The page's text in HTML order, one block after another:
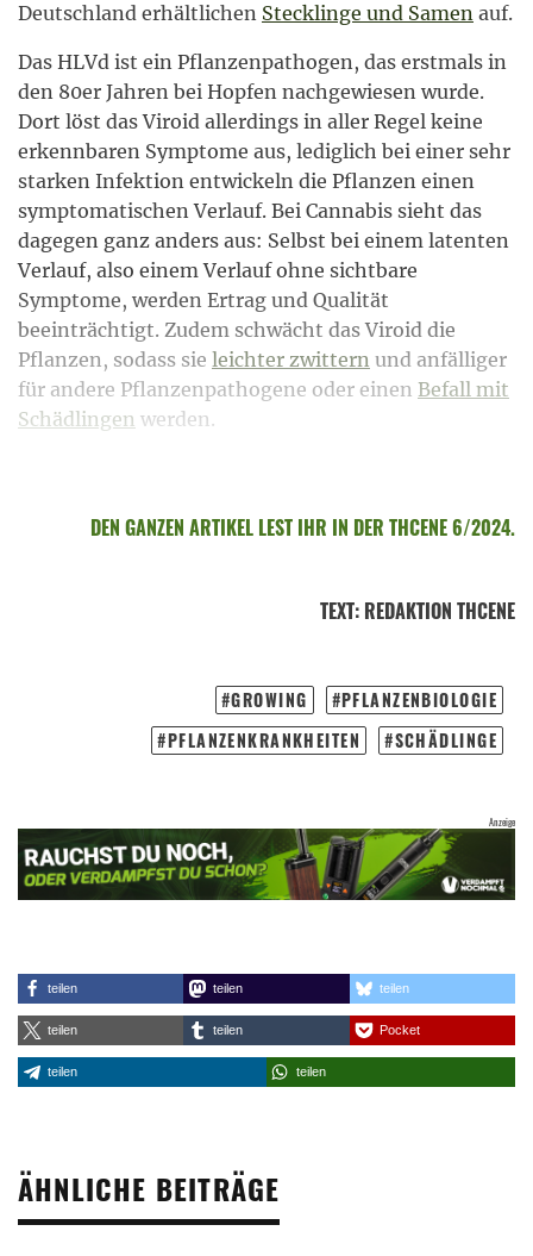
Deutschland erhältlichen Stecklinge und Samen auf.
Das HLVd ist ein Pflanzenpathogen, das erstmals in
den 80er Jahren bei Hopfen nachgewiesen wurde.
Dort löst das Viroid allerdings in aller Regel keine
erkennbaren Symptome aus, lediglich bei einer sehr
starken Infektion entwickeln die Pflanzen einen
symptomatischen Verlauf. Bei Cannabis sieht das
dagegen ganz anders aus: Selbst bei einem latenten
Verlauf, also einem Verlauf ohne sichtbare
Symptome, werden Ertrag und Qualität
beeinträchtigt. Zudem schwächt das Viroid die
Pflanzen, sodass sie leichter zwittern und anfälliger
für andere Pflanzenpathogene oder einen Befall mit
Schädlingen werden.
DEN GANZEN ARTIKEL LEST IHR IN DER THCENE 6/2024.
TEXT: REDAKTION THCENE
GROWING
PFLANZENBIOLOGIE
PFLANZENKRANKHEITEN
SCHÄDLINGE
teilen teilen teilen
teilen teilen Pocket
teilen teilen
ÄHNLICHE BEITRÄGE